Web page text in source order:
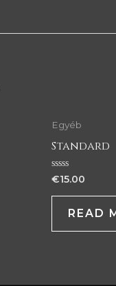
Egyéb
Standard
Rated
0
out
€15.00
READ